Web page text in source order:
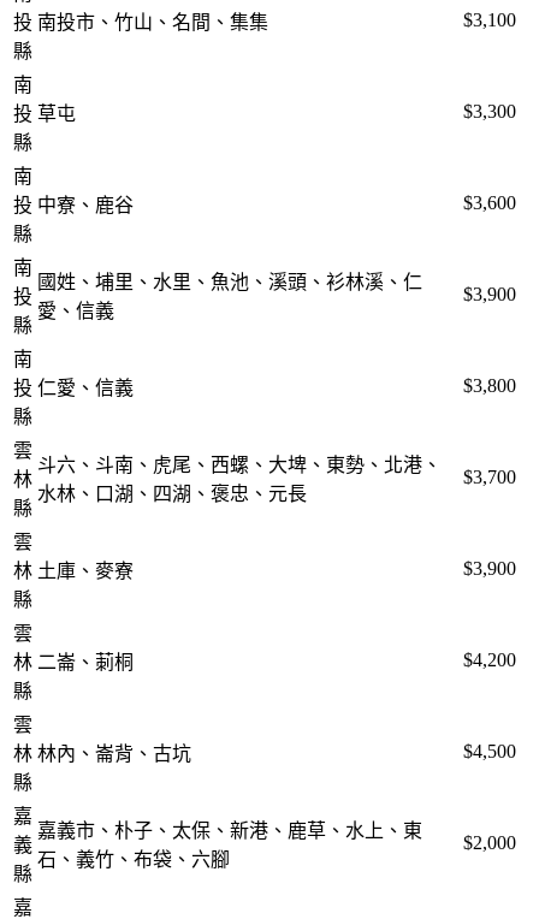
投
縣
南投市、竹山、名間、集集 $3,100
南
投
縣
草屯 $3,300
南
投
縣
中寮、鹿谷 $3,600
南
投
縣
國姓、埔里、水里、魚池、溪頭、衫林溪、仁
愛、信義
$3,900
南
投
縣
仁愛、信義 $3,800
雲
林
縣
斗六、斗南、虎尾、西螺、大埤、東勢、北港、
水林、口湖、四湖、褒忠、元長
$3,700
雲
林
縣
土庫、麥寮 $3,900
雲
林
縣
二崙、莿桐 $4,200
雲
林
縣
林內、崙背、古坑 $4,500
嘉
義
縣
嘉義市、朴子、太保、新港、鹿草、水上、東
石、義竹、布袋、六腳
$2,000
嘉